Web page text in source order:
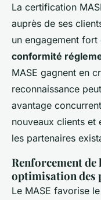
La certification
auprès de ses
un engagement fort
conformité
MASE gagnent en
reconnaissance
avantage
nouveaux clients et
les partenaires
Renforcement
optimisation des
Le MASE favorise